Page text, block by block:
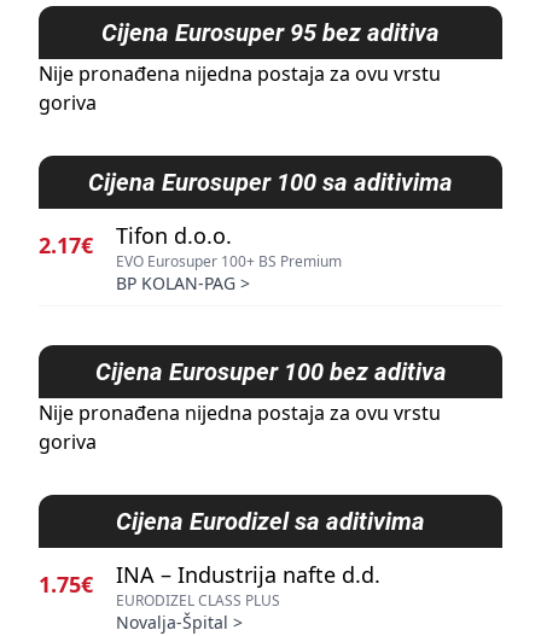
Cijena Eurosuper 95 bez aditiva
Nije pronađena nijedna postaja za ovu vrstu
goriva
Cijena Eurosuper 100 sa aditivima
2.17€ Tifon d.o.o.
EVO Eurosuper 100+ BS Premium
BP KOLAN-PAG >
Cijena Eurosuper 100 bez aditiva
Nije pronađena nijedna postaja za ovu vrstu
goriva
Cijena Eurodizel sa aditivima
1.75€ INA – Industrija nafte d.d.
EURODIZEL CLASS PLUS
Novalja-Špital >